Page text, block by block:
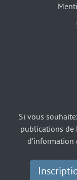
Si vous
publications de
d’information